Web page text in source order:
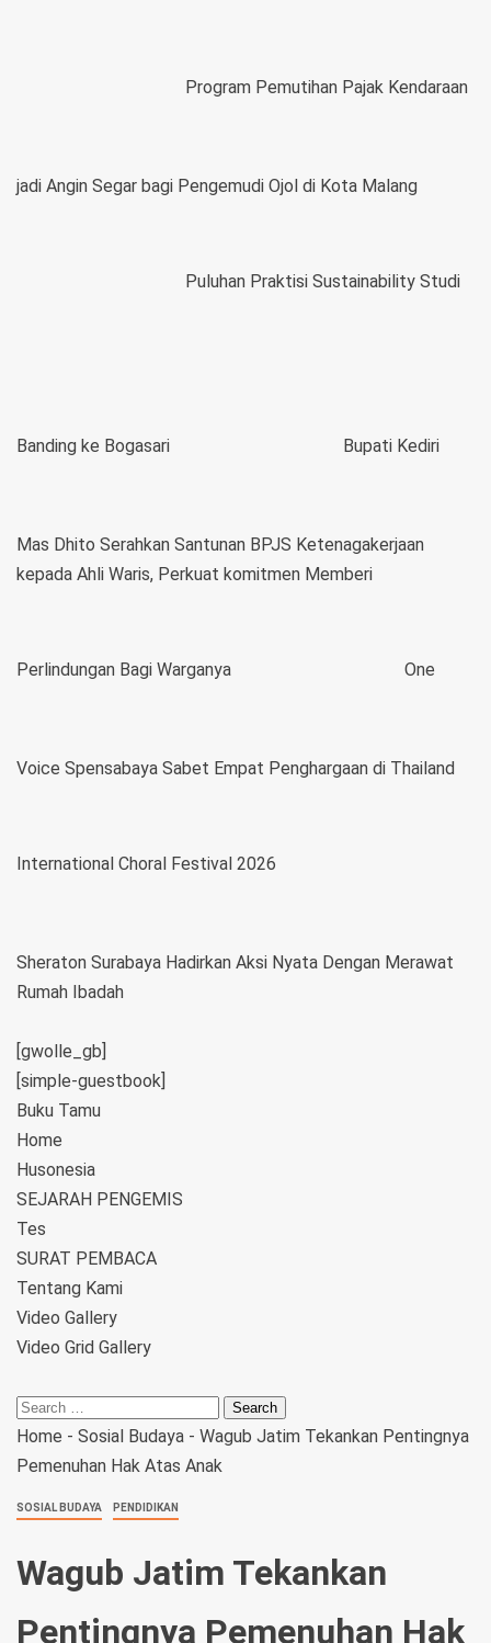
Program Pemutihan Pajak Kendaraan
jadi Angin Segar bagi Pengemudi Ojol di Kota Malang
Puluhan Praktisi Sustainability Studi
Banding ke Bogasari Bupati Kediri
Mas Dhito Serahkan Santunan BPJS Ketenagakerjaan
kepada Ahli Waris, Perkuat komitmen Memberi
Perlindungan Bagi Warganya One
Voice Spensabaya Sabet Empat Penghargaan di Thailand
International Choral Festival 2026
Sheraton Surabaya Hadirkan Aksi Nyata Dengan Merawat
Rumah Ibadah
[gwolle_gb]
[simple-guestbook]
Buku Tamu
Home
Husonesia
SEJARAH PENGEMIS
Tes
SURAT PEMBACA
Tentang Kami
Video Gallery
Video Grid Gallery
Home - Sosial Budaya - Wagub Jatim Tekankan Pentingnya
Pemenuhan Hak Atas Anak
SOSIAL BUDAYA PENDIDIKAN
Wagub Jatim Tekankan
Pentingnya Pemenuhan Hak